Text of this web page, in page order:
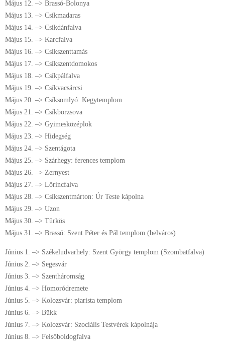
Május 12. –> Brassó-Bolonya
Május 13. –> Csíkmadaras
Május 14. –> Csíkdánfalva
Május 15. –> Karcfalva
Május 16. –> Csíkszenttamás
Május 17. –> Csíkszentdomokos
Május 18. –> Csíkpálfalva
Május 19. –> Csíkvacsárcsi
Május 20. –> Csíksomlyó: Kegytemplom
Május 21. –> Csíkborzsova
Május 22. –> Gyimesközéplok
Május 23. –> Hidegség
Május 24. –> Szentágota
Május 25. –> Szárhegy: ferences templom
Május 26. –> Zernyest
Május 27. –> Lőrincfalva
Május 28. –> Csíkszentmárton: Úr Teste kápolna
Május 29. –> Uzon
Május 30. –> Türkös
Május 31. –> Brassó: Szent Péter és Pál templom (belváros)
Június 1. –> Székeludvarhely: Szent György templom (Szombatfalva)
Június 2. –> Segesvár
Június 3. –> Szentháromság
Június 4. –> Homoródremete
Június 5. –> Kolozsvár: piarista templom
Június 6. –> Bükk
Június 7. –> Kolozsvár: Szociális Testvérek kápolnája
Június 8. –> Felsőboldogfalva